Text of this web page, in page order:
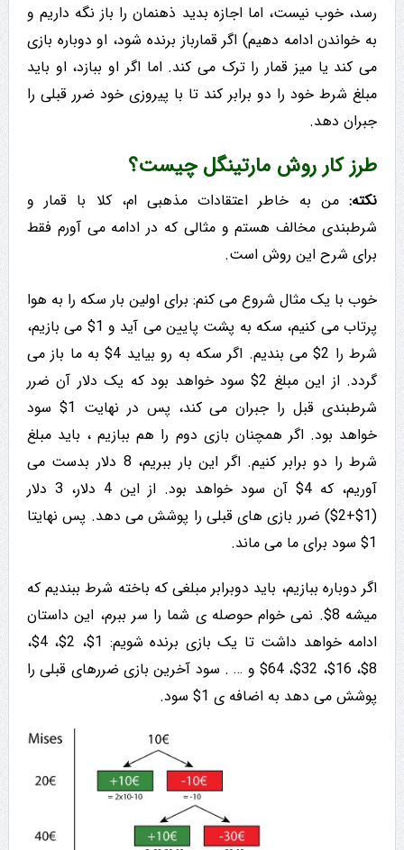
رسد، خوب نیست، اما اجازه بدید ذهنمان را باز نگه داریم و
به خواندن ادامه دهیم) اگر قمارباز برنده شود، او دوباره بازی
می کند یا میز قمار را ترک می کند. اما اگر او ببازد، او باید
مبلغ شرط خود را دو برابر کند تا با پیروزی خود ضرر قبلی را
جبران دهد.
طرز کار روش مارتینگل چیست؟
نکته:من به خاطر اعتقادات مذهبی ام، کلا با قمار و
شرطبندی مخالف هستم و مثالی که در ادامه می آورم فقط
برای شرح این روش است.
خوب با یک مثال شروع می کنم: برای اولین بار سکه را به هوا
پرتاب می کنیم، سکه به پشت پایین می آید و 1$ می بازیم،
شرط را 2$ می بندیم. اگر سکه به رو بیاید 4$ به ما باز می
گردد. از این مبلغ 2$ سود خواهد بود که یک دلار آن ضرر
شرطبندی قبل را جبران می کند، پس در نهایت 1$ سود
خواهد بود. اگر همچنان بازی دوم را هم ببازیم ، باید مبلغ
شرط را دو برابر کنیم. اگر این بار ببریم، 8 دلار بدست می
آوریم، که 4$ آن سود خواهد بود. از این 4 دلار، 3 دلار
(1$+2$) ضرر بازی های قبلی را پوشش می دهد. پس نهایتا
1$ سود برای ما می ماند.
اگر دوباره ببازیم، باید دوبرابر مبلغی که باخته شرط ببندیم که
میشه 8$. نمی خوام حوصله ی شما را سر ببرم، این داستان
ادامه خواهد داشت تا یک بازی برنده شویم: 1$، 2$، 4$،
8$، 16$، 32$، 64$ و … . سود آخرین بازی ضررهای قبلی را
پوشش می دهد به اضافه ی 1$ سود.